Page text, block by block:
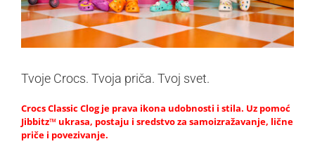
Tvoje Crocs. Tvoja priča. Tvoj svet.
Crocs Classic Clog je prava ikona udobnosti i stila. Uz pomoć
Jibbitz™ ukrasa, postaju i sredstvo za samoizražavanje, lične
priče i povezivanje.